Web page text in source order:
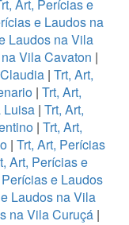
Art, Perícias e
e Laudos na
Laudos na Vila
Vila Cavaton |
| Trt, Art,
| Trt, Art,
Luisa | Trt, Art,
| Trt, Art,
| Trt, Art, Perícias
Art, Perícias e
e Laudos
Laudos na Vila
na Vila Curuçá |